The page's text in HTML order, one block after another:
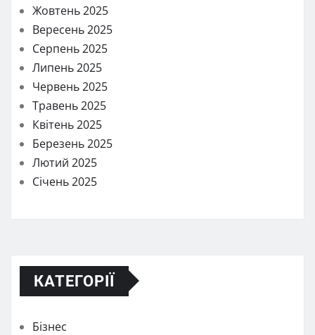
Жовтень 2025
Вересень 2025
Серпень 2025
Липень 2025
Червень 2025
Травень 2025
Квітень 2025
Березень 2025
Лютий 2025
Січень 2025
КАТЕГОРІЇ
Бізнес